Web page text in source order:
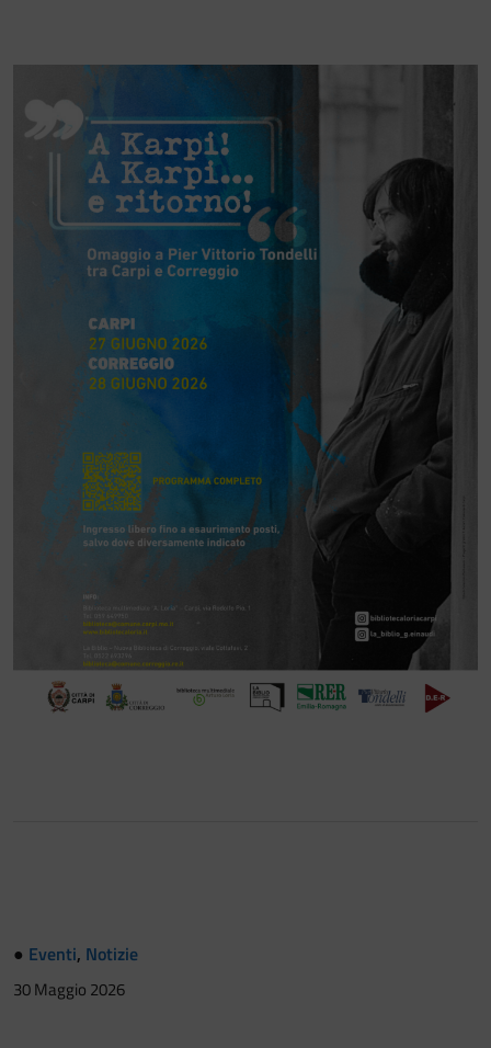
● Eventi, Notizie
30 Maggio 2026